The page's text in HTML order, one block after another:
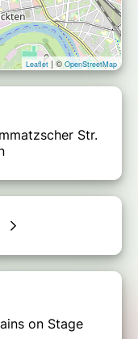
Leaflet | © OpenStreetMap
Str.
on Stage